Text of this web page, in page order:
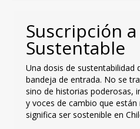
Suscripción
Sustentable
Una dosis de sustentabilidad
bandeja de entrada. No se
sino de historias poderosas,
y voces de cambio que
significa ser sostenible en